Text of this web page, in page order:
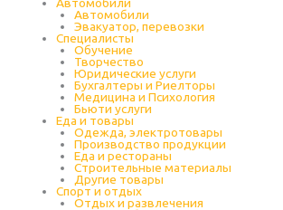
Автомобили
Автомобили
Эвакуатор, перевозки
Специалисты
Обучение
Творчество
Юридические услуги
Бухгалтеры и Риелторы
Медицина и Психология
Бьюти услуги
Еда и товары
Одежда, электротовары
Производство продукции
Еда и рестораны
Строительные материалы
Другие товары
Спорт и отдых
Отдых и развлечения